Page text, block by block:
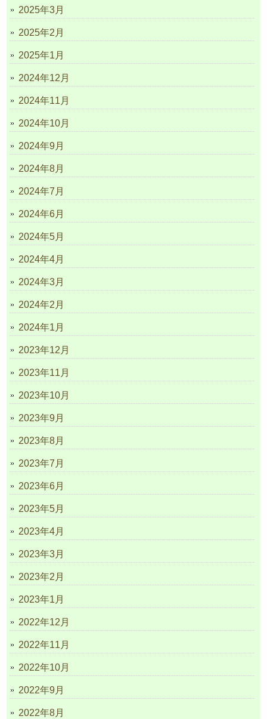
2025年3月
2025年2月
2025年1月
2024年12月
2024年11月
2024年10月
2024年9月
2024年8月
2024年7月
2024年6月
2024年5月
2024年4月
2024年3月
2024年2月
2024年1月
2023年12月
2023年11月
2023年10月
2023年9月
2023年8月
2023年7月
2023年6月
2023年5月
2023年4月
2023年3月
2023年2月
2023年1月
2022年12月
2022年11月
2022年10月
2022年9月
2022年8月